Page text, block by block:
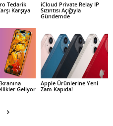
Tedarik
Karşıya
iCloud Private Relay IP
Sızıntısı Açığıyla
Gündemde
Geliyor
Apple Ürünlerine Yeni
Zam Kapıda!